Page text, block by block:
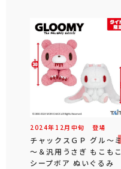
2024年 12 月 中旬 登場
チャックスＧＰ グル～ミ
～＆汎用うさぎ もこもこ
シープボア ぬいぐるみ